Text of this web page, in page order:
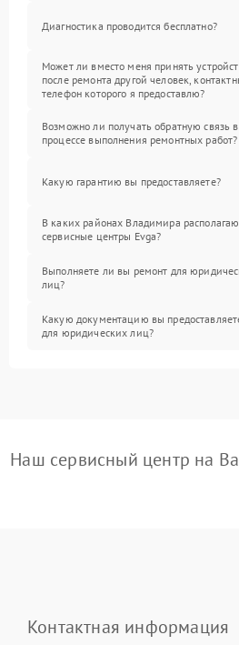
Диагностика проводится бесплатно?
Может ли вместо меня принять
после ремонта другой человек,
телефон которого я предоставлю?
Возможно ли получать обратную связь в
процессе выполнения ремонтных работ?
Какую гарантию вы предоставляете?
В каких районах Владимира
сервисные центры Evga?
Выполняете ли вы ремонт для
лиц?
Какую документацию вы
для юридических лиц?
Наш сервисный центр на
Контактная информация